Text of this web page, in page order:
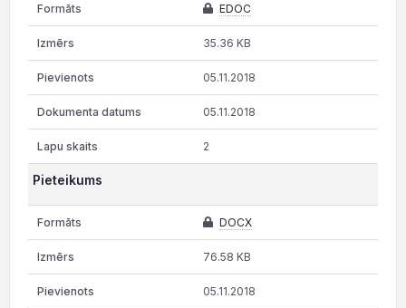
EDOC
35.36 KB
05.11.2018
05.11.2018
2
Pieteikums
DOCX
76.58 KB
05.11.2018